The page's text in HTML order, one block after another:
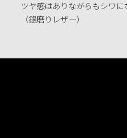
ツヤ感はありながらもシワに
（銀磨りレザー）